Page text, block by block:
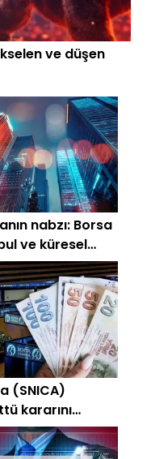
ve düşen
nabzı: Borsa
ve küresel
gün
(19 Haziran)
(SNICA)
kararını